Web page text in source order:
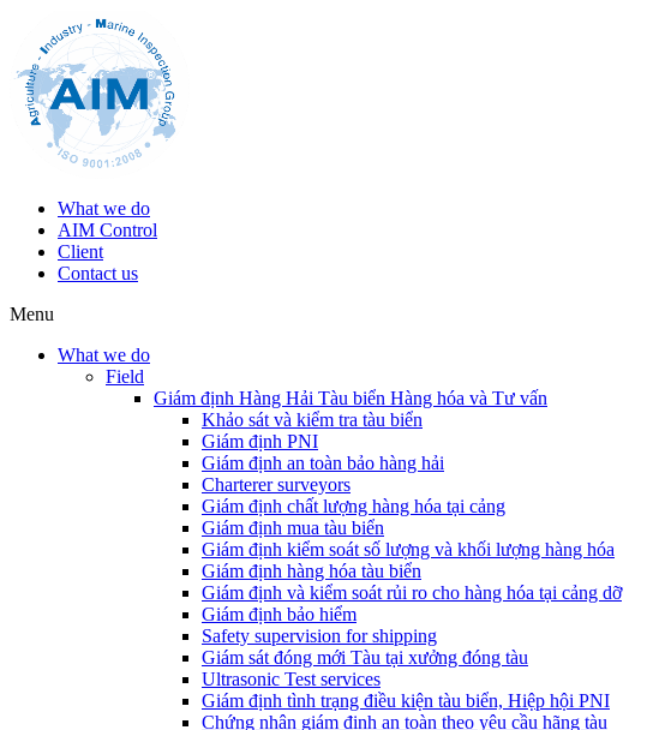
What we do
AIM Control
Client
Contact us
Menu
What we do
Field
Giám định Hàng Hải Tàu biển Hàng hóa và Tư vấn
Khảo sát và kiểm tra tàu biển
Giám định PNI
Giám định an toàn bảo hàng hải
Charterer surveyors
Giám định chất lượng hàng hóa tại cảng
​Giám định mua tàu biển
Giám định kiểm soát số lượng và khối lượng hàng hóa
Giám định hàng hóa tàu biển
Giám định và kiểm soát rủi ro cho hàng hóa tại cảng dỡ
Giám định bảo hiểm
Safety supervision for shipping
Giám sát đóng mới Tàu tại xưởng đóng tàu
Ultrasonic Test services
Giám định tình trạng điều kiện tàu biển, Hiệp hội PNI
Chứng nhận giám định an toàn theo yêu cầu hãng tàu